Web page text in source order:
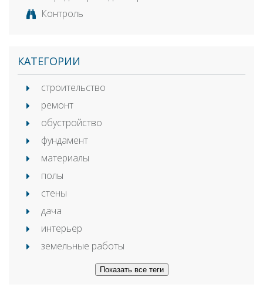
Контроль
КАТЕГОРИИ
строительство
ремонт
обустройство
фундамент
материалы
полы
стены
дача
интерьер
земельные работы
Показать все теги